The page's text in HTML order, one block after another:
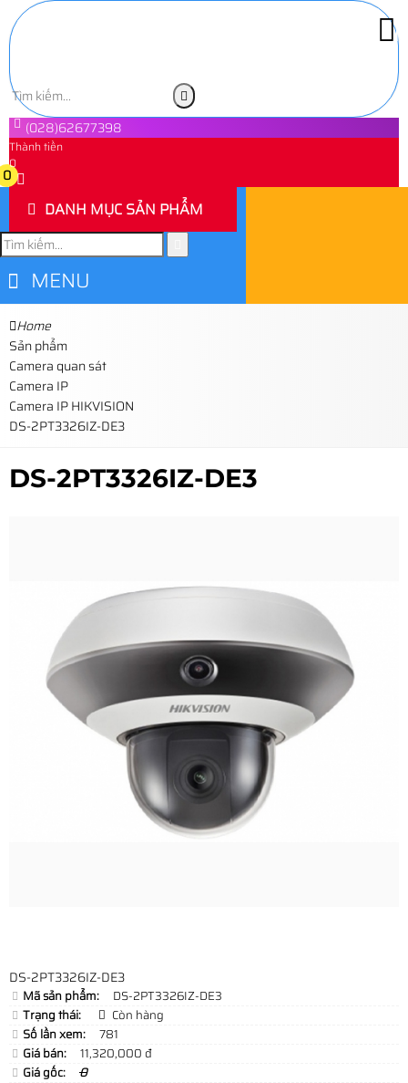
(028)62677398
Thành tiền
0
0
DANH MỤC SẢN PHẨM
MENU
Home
Sản phẩm
Camera quan sát
Camera IP
Camera IP HIKVISION
DS-2PT3326IZ-DE3
DS-2PT3326IZ-DE3
DS-2PT3326IZ-DE3
Mã sản phẩm:
DS-2PT3326IZ-DE3
Trạng thái:
Còn hàng
Số lần xem:
781
Giá bán:
11,320,000 đ
Giá gốc:
0